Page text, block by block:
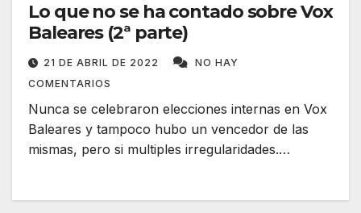
Lo que no se ha contado sobre Vox
Baleares (2ª parte)
21 DE ABRIL DE 2022
NO HAY
COMENTARIOS
Nunca se celebraron elecciones internas en Vox
Baleares y tampoco hubo un vencedor de las
mismas, pero si multiples irregularidades.…